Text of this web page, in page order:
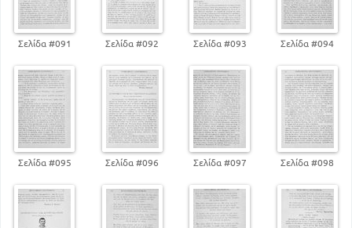
Σελίδα #091 Σελίδα #092 Σελίδα #093 Σελίδα #094
Σελίδα #095 Σελίδα #096 Σελίδα #097 Σελίδα #098